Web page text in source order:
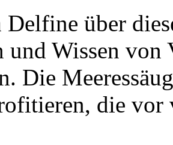
Delfine über
und Wissen
Die
die vor